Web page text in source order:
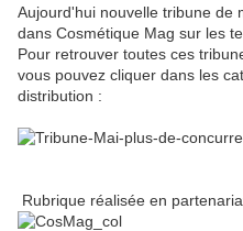
Aujourd'hui nouvelle tribune
dans Cosmétique Mag sur les
Pour retrouver toutes ces
vous pouvez cliquer dans les
distribution :
Rubrique réalisée en